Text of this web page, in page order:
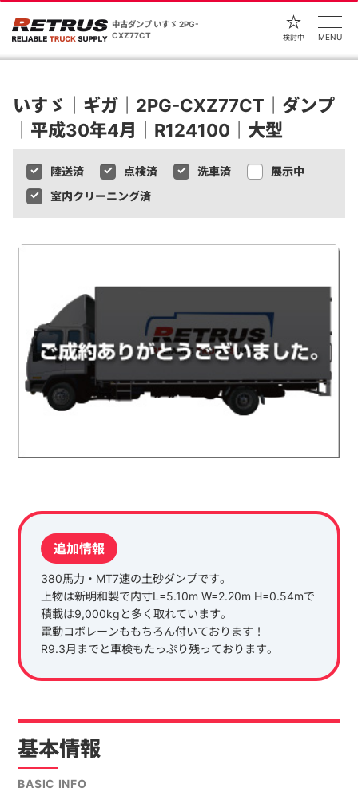
中古ダンプ いすゞ 2PG-
CXZ77CT
検討中 MENU
いすゞ｜ギガ｜2PG-CXZ77CT｜ダンプ
｜平成30年4月｜R124100｜大型
陸送済 点検済 洗車済
展示中
室内クリーニング済
追加情報
380馬力・MT7速の土砂ダンプです。
上物は新明和製で内寸L=5.10m W=2.20m H=0.54mで
積載は9,000kgと多く取れています。
電動コボレーンももちろん付いております！
R9.3月までと車検もたっぷり残っております。
基本情報
BASIC INFO